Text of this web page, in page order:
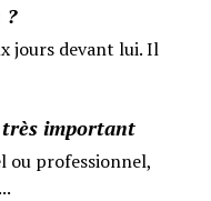
?
jours devant lui. Il
très important
ou professionnel,